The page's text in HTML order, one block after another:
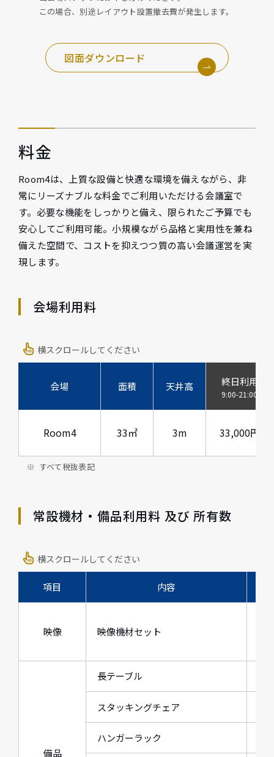
この場合、別途レイアウト設置撤去費が発生します。
図面ダウンロード
料金
Room4は、上質な設備と快適な環境を備えながら、非
常にリーズナブルな料金でご利用いただける会議室で
す。必要な機能をしっかりと備え、限られたご予算でも
安心してご利用可能。小規模ながら品格と実用性を兼ね
備えた空間で、コストを抑えつつ質の高い会議運営を実
現します。
会場利用料
横スクロールしてください
会場 面積 天井高 終日利用
9:00-21:00
Room4 33㎡ 3m 33,000円
すべて税抜表記
常設機材・備品利用料 及び 所有数
横スクロールしてください
項目 内容
映像 映像機材セット
備品
長テーブル
スタッキングチェア
ハンガーラック